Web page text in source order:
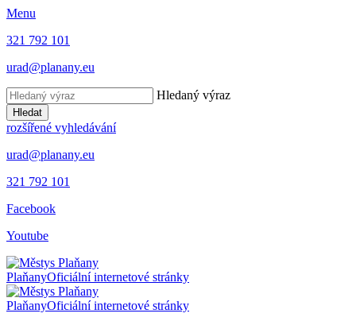
Menu
321 792 101
urad@planany.eu
Hledaný výraz
Hledat
rozšířené vyhledávání
urad@planany.eu
321 792 101
Facebook
Youtube
PlaňanyOficiální internetové stránky
PlaňanyOficiální internetové stránky